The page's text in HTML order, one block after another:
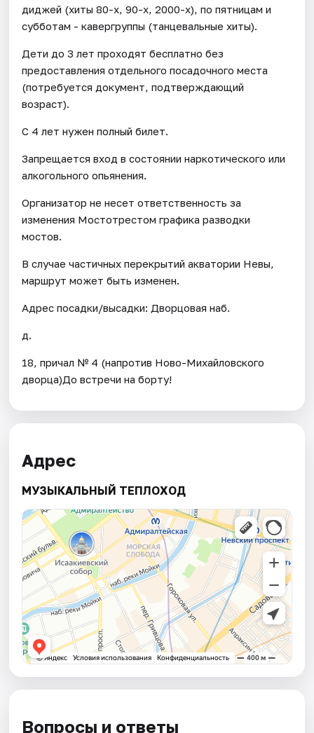
диджей (хиты 80-х, 90-х, 2000-х), по пятницам и
субботам - кавергруппы (танцевальные хиты).
Дети до 3 лет проходят бесплатно без
предоставления отдельного посадочного места
(потребуется документ, подтверждающий
возраст).
С 4 лет нужен полный билет.
Запрещается вход в состоянии наркотического или
алкогольного опьянения.
Организатор не несет ответственность за
изменения Мостотрестом графика разводки
мостов.
В случае частичных перекрытий акватории Невы,
маршрут может быть изменен.
Адрес посадки/высадки: Дворцовая наб.
д.
18, причал № 4 (напротив Ново-Михайловского
дворца)До встречи на борту!
Адрес
МУЗЫКАЛЬНЫЙ ТЕПЛОХОД
Вопросы и ответы